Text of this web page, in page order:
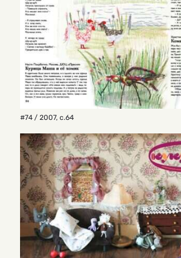
#74 / 2007, с.64